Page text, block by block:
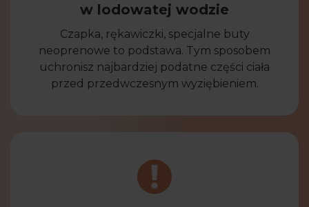
w lodowatej wodzie
Czapka, rękawiczki, specjalne buty
neoprenowe to podstawa. Tym sposobem
uchronisz najbardziej podatne części ciała
przed przedwczesnym wyziębieniem.